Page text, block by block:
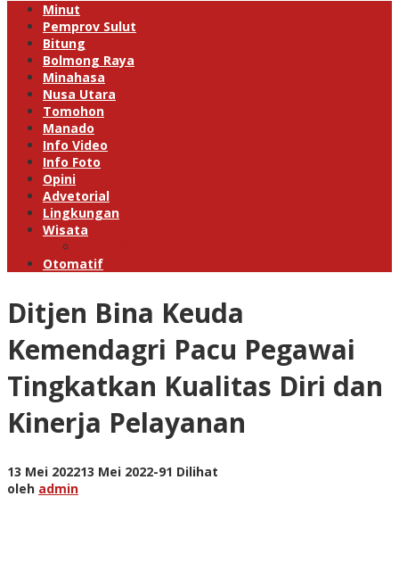
Minut
Pemprov Sulut
Bitung
Bolmong Raya
Minahasa
Nusa Utara
Tomohon
Manado
Info Video
Info Foto
Opini
Advetorial
Lingkungan
Wisata
Otomatif
Ditjen Bina Keuda
Kemendagri Pacu Pegawai
Tingkatkan Kualitas Diri dan
Kinerja Pelayanan
13 Mei 202213 Mei 2022oleh
-91 Dilihat
oleh admin